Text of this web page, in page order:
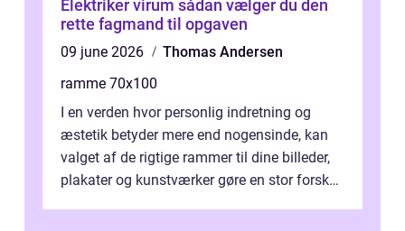
Elektriker virum sådan vælger du den
rette fagmand til opgaven
09 june 2026
Thomas Andersen
ramme 70x100
I en verden hvor personlig indretning og
æstetik betyder mere end nogensinde, kan
valget af de rigtige rammer til dine billeder,
plakater og kunstværker gøre en stor forskel.